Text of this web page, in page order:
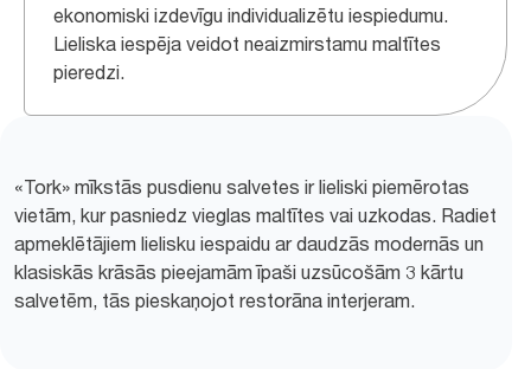
ekonomiski izdevīgu individualizētu iespiedumu.
Lieliska iespēja veidot neaizmirstamu maltītes
pieredzi.
«Tork» mīkstās pusdienu salvetes ir lieliski piemērotas
vietām, kur pasniedz vieglas maltītes vai uzkodas. Radiet
apmeklētājiem lielisku iespaidu ar daudzās modernās un
klasiskās krāsās pieejamām īpaši uzsūcošām 3 kārtu
salvetēm, tās pieskaņojot restorāna interjeram.